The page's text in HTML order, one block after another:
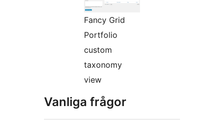
Fancy Grid
Portfolio
custom
taxonomy
view
Vanliga frågor